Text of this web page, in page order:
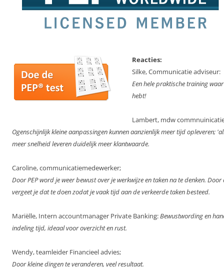
Reacties:
Silke, Communicatie adviseur:
Een hele praktische training
hebt!
Lambert, mdw
Ogenschijnlijk kleine aanpassingen kunnen aanzienlijk meer tijd opleveren;
meer snelheid leveren duidelijk meer klantwaarde.
Caroline, communicatiemedewerker;
Door PEP word je weer bewust over je werkwijze en taken na te denken.
vergeet je dat te doen zodat je vaak tijd aan de verkeerde taken besteed.
Mariëlle, Intern accountmanager Private Banking:Bewustwording en
indeling tijd, ideaal voor overzicht en rust.
Wendy, teamleider Financieel advies;
Door kleine dingen te veranderen, veel resultaat.